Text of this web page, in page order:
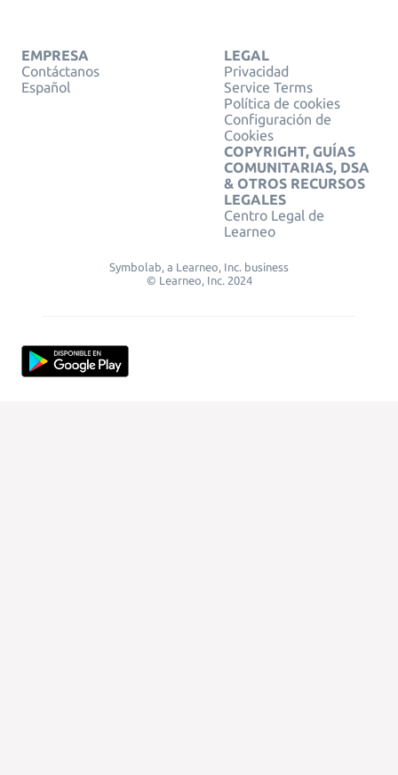
EMPRESA
Contáctanos
Español
LEGAL
Privacidad
Service Terms
Política de cookies
Configuración de
Cookies
COPYRIGHT, GUÍAS
COMUNITARIAS, DSA
& OTROS RECURSOS
LEGALES
Centro Legal de
Learneo
Symbolab, a Learneo, Inc. business
© Learneo, Inc. 2024